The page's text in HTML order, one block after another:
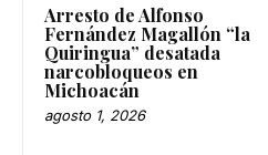
Arresto de Alfonso
Fernández Magallón “la
Quiringua” desatada
narcobloqueos en
Michoacán
agosto 1, 2026